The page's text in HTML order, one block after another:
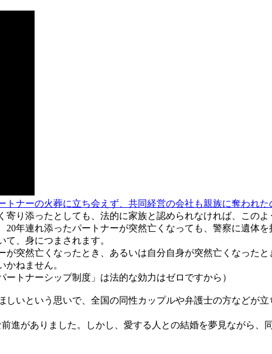
トナーの火葬に立ち会えず、共同経営の会社も親族に奪われ
り添ったとしても、法的に家族と認められなければ、このよ
20年連れ添ったパートナーが突然亡くなっても、警察に遺体
、身につまされます。
突然亡くなったとき、あるいは自分自身が突然亡くなったと
ねません。
トナーシップ制度」は法的な効力はゼロですから）
いという思いで、全国の同性カップルや弁護士の方などが
がありました。しかし、愛する人との結婚を夢見ながら、